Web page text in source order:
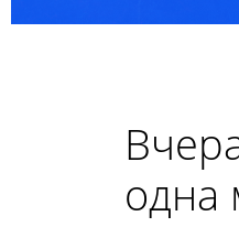
одна